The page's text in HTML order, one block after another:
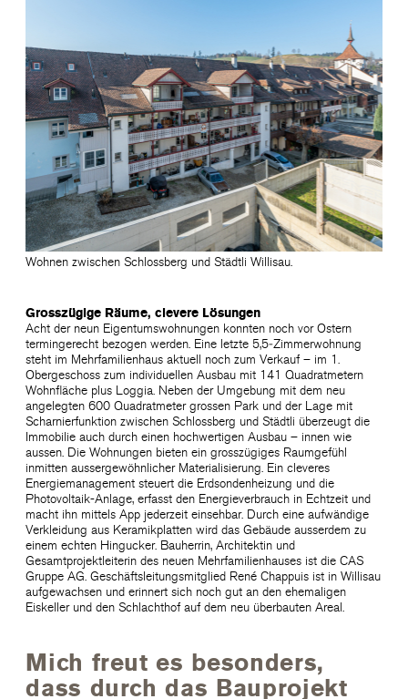
Wohnen zwischen Schlossberg und Städtli Willisau.
Grosszügige Räume, clevere Lösungen
Acht der neun Eigentumswohnungen konnten noch vor Ostern
termingerecht bezogen werden. Eine letzte 5,5‑Zimmerwohnung
steht im Mehrfamilienhaus aktuell noch zum Verkauf – im 1.
Obergeschoss zum individuellen Ausbau mit 141 Quadratmetern
Wohnfläche plus Loggia. Neben der Umgebung mit dem neu
angelegten 600 Quadratmeter grossen Park und der Lage mit
Scharnierfunktion zwischen Schlossberg und Städtli überzeugt die
Immobilie auch durch einen hochwertigen Ausbau – innen wie
aussen. Die Wohnungen bieten ein grosszügiges Raumgefühl
inmitten aussergewöhnlicher Materialisierung. Ein cleveres
Energiemanagement steuert die Erdsondenheizung und die
Photovoltaik-Anlage, erfasst den Energieverbrauch in Echtzeit und
macht ihn mittels App jederzeit einsehbar. Durch eine aufwändige
Verkleidung aus Keramikplatten wird das Gebäude ausserdem zu
einem echten Hingucker. Bauherrin, Architektin und
Gesamtprojektleiterin des neuen Mehrfamilienhauses ist die CAS
Gruppe AG. Geschäftsleitungsmitglied René Chappuis ist in Willisau
aufgewachsen und erinnert sich noch gut an den ehemaligen
Eiskeller und den Schlachthof auf dem neu überbauten Areal.
Mich freut es besonders,
dass durch das Bauprojekt